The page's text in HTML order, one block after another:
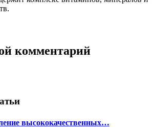
комментарий
высококачественных…